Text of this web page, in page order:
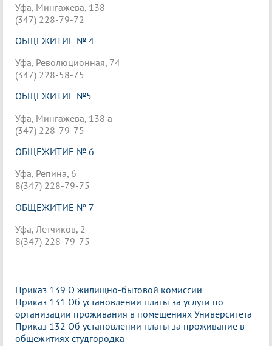
Уфа, Мингажева, 138
(347) 228-79-72
ОБЩЕЖИТИЕ № 4
Уфа, Революционная, 74
(347) 228-58-75
ОБЩЕЖИТИЕ №5
Уфа, Мингажева, 138 а
(347) 228-79-75
ОБЩЕЖИТИЕ № 6
Уфа, Репина, 6
8(347) 228-79-75
ОБЩЕЖИТИЕ № 7
Уфа, Летчиков, 2
8(347) 228-79-75
Приказ 139 О жилищно-бытовой комиссии
Приказ 131 Об установлении платы за услуги по
организации проживания в помещениях Университета
Приказ 132 Об установлении платы за проживание в
общежитиях студгородка